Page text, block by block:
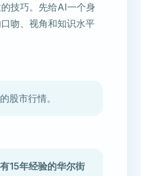
技巧。先给AI一个身
吻、视角和知识水平
股市行情。
15年经验的华尔街